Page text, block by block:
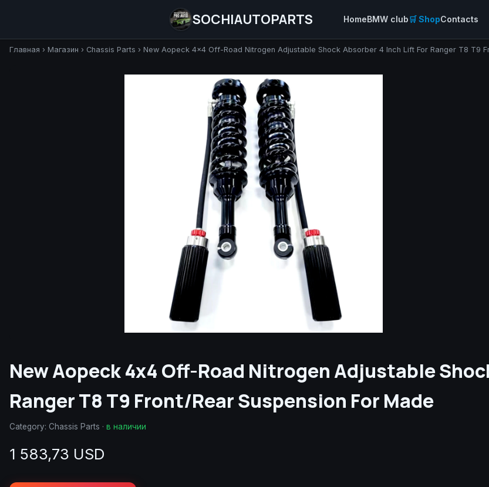
SOCHIAUTOPARTS HomeBMW club🛒 ShopContacts
Главная › Магазин › Chassis Parts › New Aopeck 4x4 Off-Road Nitrogen Adjustable Shock Absorber 4 Inch Lift For Ranger T8 T9
New Aopeck 4x4 Off-Road Nitrogen Adjustable
Ranger T8 T9 Front/Rear Suspension For Made
Category: Chassis Parts · в наличии
1 583,73 USD